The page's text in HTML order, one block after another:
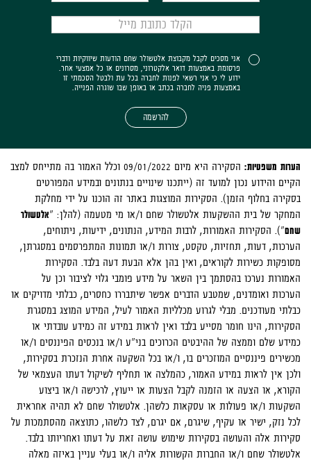
אני מסכים לקבל מקבוצת אלטשולר שחם הודעות שיווקיות ודברי
פרסומת באמצעות דואר אלקטרוני, מסרונים או כל אמצעי אחר.
ידוע לי כי אני רשאי לפנות לחברה בכל עת ולבטל הסכמתי זו
באמצעות פניה לחברה בכתב או באופן שבו שוגרה הפנייה.
להרשמה
הערות משפטיות:
הסקירה היא מיום 09/01/2022 וכלל האמור בה מתייחס למצב
הקיים והידוע נכון למועד זה (ייתכנו שינויים בנתונים ובמידע המפורטים
בסקירה בחלוף הזמן). הסקירות המוצגות באתר זה הוכנו על ידי מחלקת
המחקר של בית ההשקעות אלטשולר שחם ו/או מי מטעמה (להלן: "אלטשולר
שחם"). הסקירות האמורות, לרבות המידע, הנתונים, ידיעות, ניתוחים,
הערכות, דעות, תחזיות, טקסט, צורות ו/או תמונות המתפרסמים במסגרתן,
מסופקות כשירות לקוראים, ואין בהן אלא הבעת דעה בלבד. הסקירות
האמורות נערכו בהסתמך בין השאר על מידע פומבי גלוי לציבור וכן על
הערכות ואומדנים, שמטבע הדברים אפשר שיתבררו כחסרים, כבלתי מדויקים או
כבלתי מעודכנים. מבלי לגרוע מכלליות האמור לעיל, המידע המוצג במסגרת
הסקירות, הינו חומר מסייע בלבד ואין לראות במידע זה כמידע עובדתי או
כמידע שלם וממצה של ההיבטים הכרוכים בני"ע ו/או בנכסים הפיננסים ו/או
מכשירים פיננסיים המוזכרים בו, ו/או בכל השקעה אחרת הנזכרת בסקירות,
ולכן אין לראות במידע האמור, כהמלצה או תחליף לשיקול דעתו העצמאי של
הקורא, או הצעה או הזמנה לקבל הצעות או ייעוץ, לרכישה ו/או ביצוע
השקעות ו/או פעולות או עסקאות כלשהן. אלטשולר שחם לא תהיה אחראית
לכל נזק, ישיר או עקיף, שיגרם, אם יגרם, לצד כלשהו, כתוצאה מהסתמכות על
סקירות אלה והעושה בסקירות שימוש עושה זאת על דעתו ואחריותו בלבד.
אלטשולר שחם ו/או החברות הקשורות אליה ו/או בעלי עניין באיזה מאלה